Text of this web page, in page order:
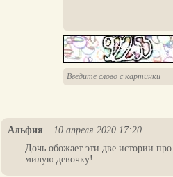
Альфия
10 апреля 2020 17:20
Дочь обожает эти две истории
милую девочку!